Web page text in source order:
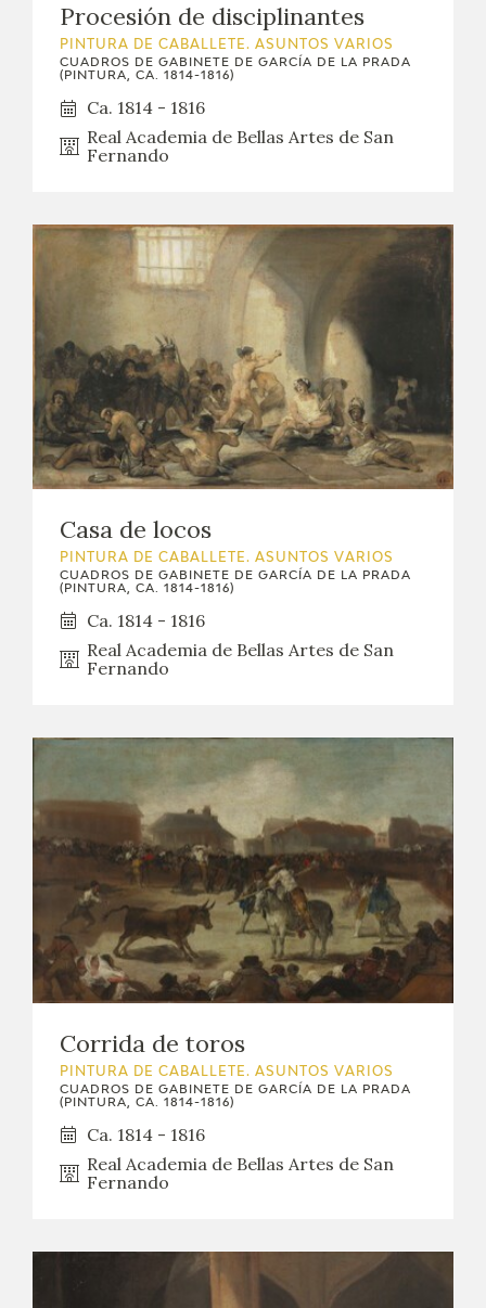
Procesión de disciplinantes
PINTURA DE CABALLETE. ASUNTOS VARIOS
CUADROS DE GABINETE DE GARCÍA DE LA PRADA
(PINTURA, CA. 1814-1816)
Ca. 1814 - 1816
Real Academia de Bellas Artes de San
Fernando
Casa de locos
PINTURA DE CABALLETE. ASUNTOS VARIOS
CUADROS DE GABINETE DE GARCÍA DE LA PRADA
(PINTURA, CA. 1814-1816)
Ca. 1814 - 1816
Real Academia de Bellas Artes de San
Fernando
Corrida de toros
PINTURA DE CABALLETE. ASUNTOS VARIOS
CUADROS DE GABINETE DE GARCÍA DE LA PRADA
(PINTURA, CA. 1814-1816)
Ca. 1814 - 1816
Real Academia de Bellas Artes de San
Fernando